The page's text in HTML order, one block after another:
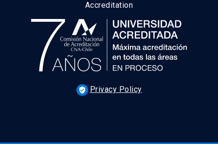
Accreditation
verified_user Privacy Policy